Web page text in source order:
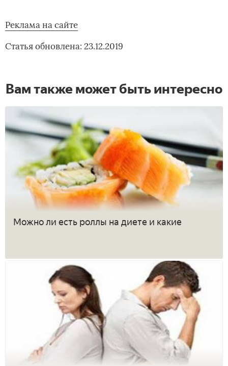
Реклама на сайте
Статья обновлена: 23.12.2019
Вам также может быть интересно
Можно ли есть роллы на диете и какие